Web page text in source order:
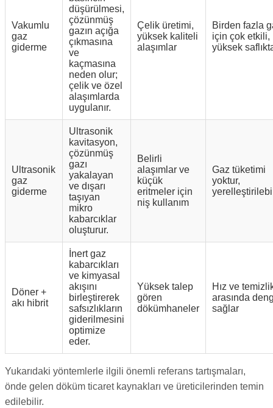
Vakumlu
gaz
giderme
düşürülmesi,
çözünmüş
gazın açığa
çıkmasına
ve
kaçmasına
neden olur;
çelik ve özel
alaşımlarda
uygulanır.
Çelik üretimi,
yüksek kaliteli
alaşımlar
Birden fazla
için çok etkili,
yüksek
Ultrasonik
gaz
giderme
Ultrasonik
kavitasyon,
çözünmüş
gazı
yakalayan
ve dışarı
taşıyan
mikro
kabarcıklar
oluşturur.
Belirli
alaşımlar ve
küçük
eritmeler için
niş kullanım
Gaz tüketimi
yoktur,
Döner +
akı hibrit
İnert gaz
kabarcıkları
ve kimyasal
akışını
birleştirerek
safsızlıkların
giderilmesini
optimize
eder.
Yüksek talep
gören
dökümhaneler
Hız ve
arasında
sağlar
Yukarıdaki yöntemlerle ilgili önemli referans tartışmaları,
önde gelen döküm ticaret kaynakları ve üreticilerinden temin
edilebilir.